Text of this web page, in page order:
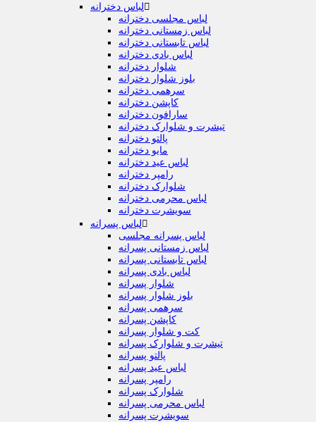
لباس دخترانه
لباس مجلسی دخترانه
لباس زمستانی دخترانه
لباس تابستانی دخترانه
لباس بادی دخترانه
شلوار دخترانه
بلوز شلوار دخترانه
سرهمی دخترانه
کاپشن دخترانه
سارافون دخترانه
تیشرت و شلوارک دخترانه
پالتو دخترانه
مایو دخترانه
لباس عید دخترانه
رامپر دخترانه
شلوارک دخترانه
لباس محرمی دخترانه
سویشرت دخترانه
لباس پسرانه
لباس پسرانه مجلسی
لباس زمستانی پسرانه
لباس تابستانی پسرانه
لباس بادی پسرانه
شلوار پسرانه
بلوز شلوار پسرانه
سرهمی پسرانه
کاپشن پسرانه
کت و شلوار پسرانه
تیشرت و شلوارک پسرانه
پالتو پسرانه
لباس عید پسرانه
رامپر پسرانه
شلوارک پسرانه
لباس محرمی پسرانه
سویشرت پسرانه